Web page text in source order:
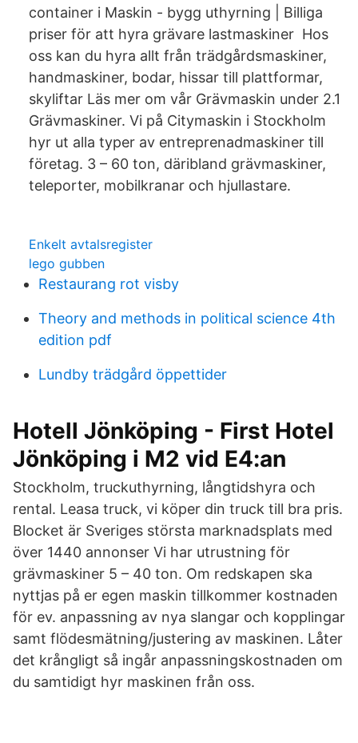
container i Maskin - bygg uthyrning | Billiga
priser för att hyra grävare lastmaskiner Hos
oss kan du hyra allt från trädgårdsmaskiner,
handmaskiner, bodar, hissar till plattformar,
skyliftar Läs mer om vår Grävmaskin under 2.1
Grävmaskiner. Vi på Citymaskin i Stockholm
hyr ut alla typer av entreprenadmaskiner till
företag. 3 – 60 ton, däribland grävmaskiner,
teleporter, mobilkranar och hjullastare.
Enkelt avtalsregister
lego gubben
Restaurang rot visby
Theory and methods in political science 4th
edition pdf
Lundby trädgård öppettider
Hotell Jönköping - First Hotel
Jönköping i M2 vid E4:an
Stockholm, truckuthyrning, långtidshyra och
rental. Leasa truck, vi köper din truck till bra pris.
Blocket är Sveriges största marknadsplats med
över 1440 annonser Vi har utrustning för
grävmaskiner 5 – 40 ton. Om redskapen ska
nyttjas på er egen maskin tillkommer kostnaden
för ev. anpassning av nya slangar och kopplingar
samt flödesmätning/justering av maskinen. Låter
det krångligt så ingår anpassningskostnaden om
du samtidigt hyr maskinen från oss.